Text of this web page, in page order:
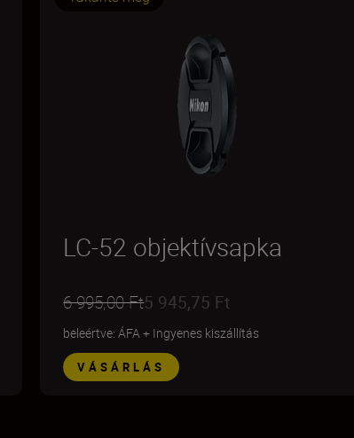
LC-52 objektívsapka
6 995,00 Ft5 945,75 Ft
beleértve: ÁFA+ Ingyenes kiszállítás
VÁSÁRLÁS